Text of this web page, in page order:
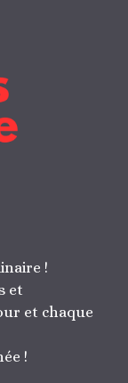
!
et
et chaque
!